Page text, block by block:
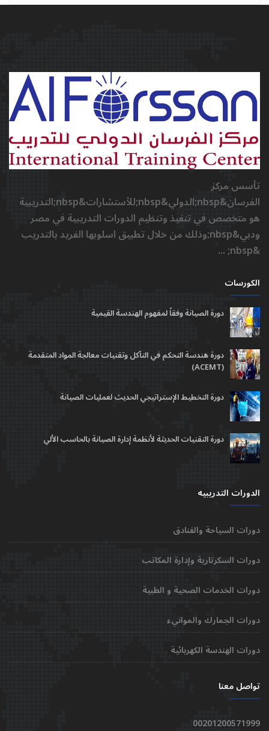
تأسس مركز
الفرسان&nbsp;الدولي&nbsp;للأستشارات&nbsp;التدريبية
هو متخصص في تنفيذ وتنظيم الدورات التدريبية في مصر
ودبي&nbsp;وذلك من خلال تطبيق اسلوبها الفريد بالتدريب
&nbsp; ...
الكورسات
دورة الصيانة وفقاً لمفهوم الهندسة القيمية
دورة هندسة التحكم في التآكل وتقنيات معالجة المواد المتقدمة
(ACEMT)
دورة التخطيط الإستراتيجي الحديث لعمليات الصيانة
دورة التقنيات الحديثة لأنظمة إدارة الصيانة بالحاسب الألي
الدورات التدريبيه
دورات السياحة والفنادق
دورات السكرتارية وإدارة المكاتب
دورات الخدمات الصحية و الطبية
دورات الجمارك والموانيء
دورات الهندسة الكهربائية
تواصل معنا
00201200571999